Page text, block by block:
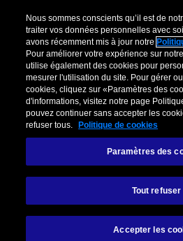
Service client
Vous avez un sinistre, une
modification ou de résiliation de
Nous sommes conscients qu’il est de
traiter vos données personnelles avec
avons récemment mis à jour notre
Pour améliorer votre expérience sur
utilise également des cookies pour
mesurer l'utilisation du site. Pour gérer
cookies, cliquez sur «Paramètres des
d'informations, visitez notre page
pouvez continuer sans accepter les
refuser tous.
Politique de cookies
Paramètres des
Tout refuser
Accepter les